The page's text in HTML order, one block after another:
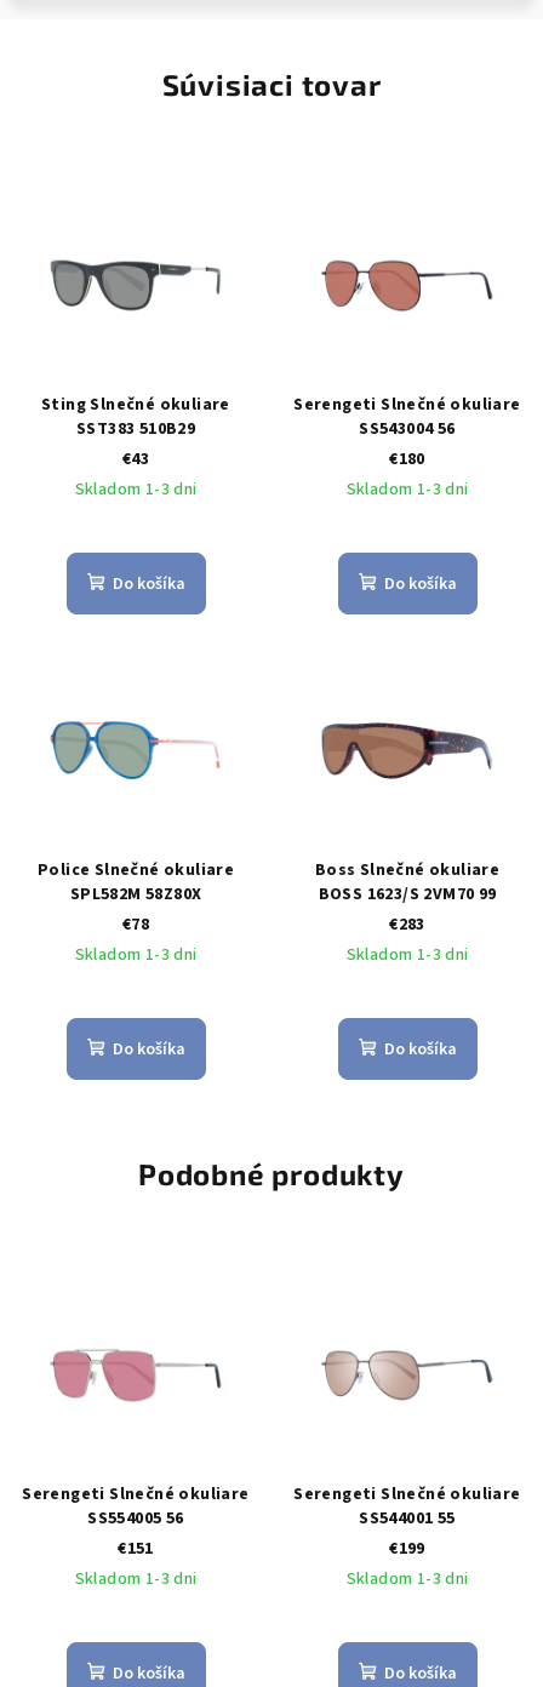
Súvisiaci tovar
Sting Slnečné okuliare
SST383 510B29
€43
Skladom 1-3 dni
Do košíka
Serengeti Slnečné okuliare
SS543004 56
€180
Skladom 1-3 dni
Do košíka
Police Slnečné okuliare
SPL582M 58Z80X
€78
Skladom 1-3 dni
Do košíka
Boss Slnečné okuliare
BOSS 1623/S 2VM70 99
€283
Skladom 1-3 dni
Do košíka
Podobné produkty
Serengeti Slnečné okuliare
SS554005 56
€151
Skladom 1-3 dni
Do košíka
Serengeti Slnečné okuliare
SS544001 55
€199
Skladom 1-3 dni
Do košíka